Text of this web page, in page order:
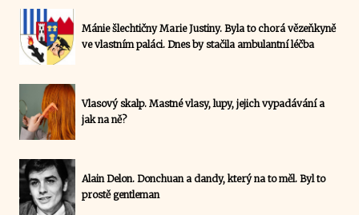
Mánie šlechtičny Marie Justiny. Byla to chorá vězeňkyně
ve vlastním paláci. Dnes by stačila ambulantní léčba
Vlasový skalp. Mastné vlasy, lupy, jejich vypadávání a
jak na ně?
Alain Delon. Donchuan a dandy, který na to měl. Byl to
prostě gentleman